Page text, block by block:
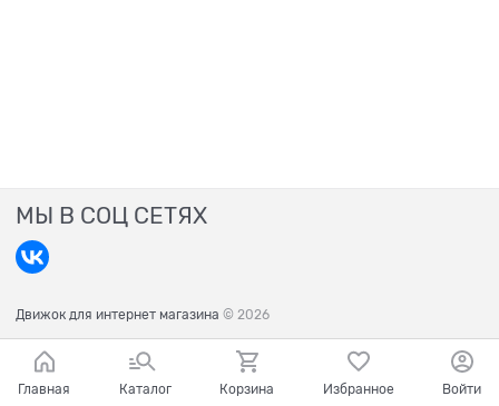
МЫ В СОЦ СЕТЯХ
Движок для интернет магазина © 2026
Главная Каталог Корзина Избранное Войти